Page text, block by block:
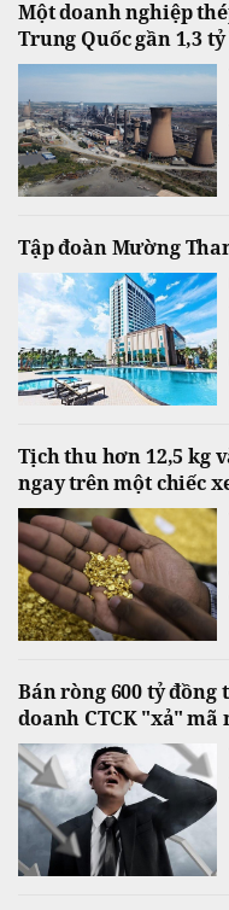
Một doanh nghiệp
Trung Quốc gần 1,3 tỷ
Tập đoàn Mường
Tịch thu hơn 12,5 kg
ngay trên một chiếc
Bán ròng 600 tỷ
doanh CTCK "xả" mã